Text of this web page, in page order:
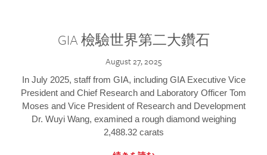
GIA 檢驗世界第二大鑽石
August 27, 2025
In July 2025, staff from GIA, including GIA Executive Vice
President and Chief Research and Laboratory Officer Tom
Moses and Vice President of Research and Development
Dr. Wuyi Wang, examined a rough diamond weighing
2,488.32 carats